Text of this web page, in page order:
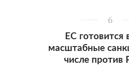
6
ЕС готовится
масштабные
числе против